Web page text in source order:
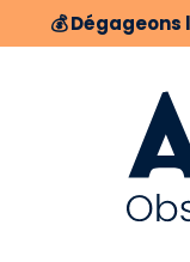
💰Dégageons